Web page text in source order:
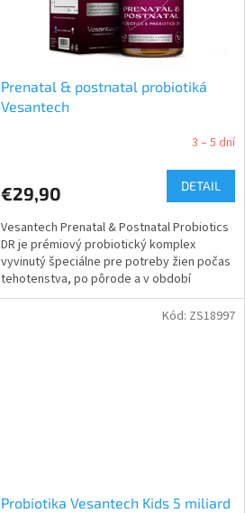
Prenatal & postnatal probiotiká
Vesantech
3 – 5 dní
€29,90 DETAIL
Vesantech Prenatal & Postnatal Probiotics
DR je prémiový probiotický komplex
vyvinutý špeciálne pre potreby žien počas
tehotenstva, po pôrode a v období
dojčenia. Bezpečné...
Probiotika Vesantech Kids 5 miliard
Kód: ZS18997